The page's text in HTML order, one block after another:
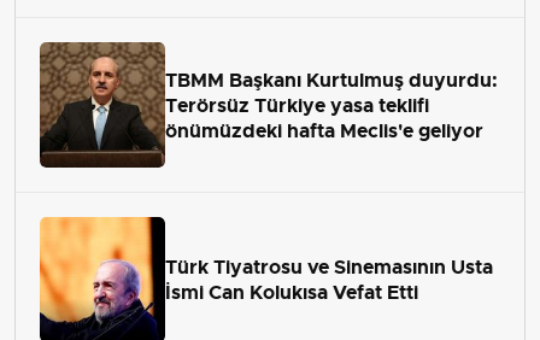
TBMM Başkanı Kurtulmuş duyurdu:
Terörsüz Türkiye yasa teklifi
önümüzdeki hafta Meclis'e geliyor
Türk Tiyatrosu ve Sinemasının Usta
İsmi Can Kolukısa Vefat Etti